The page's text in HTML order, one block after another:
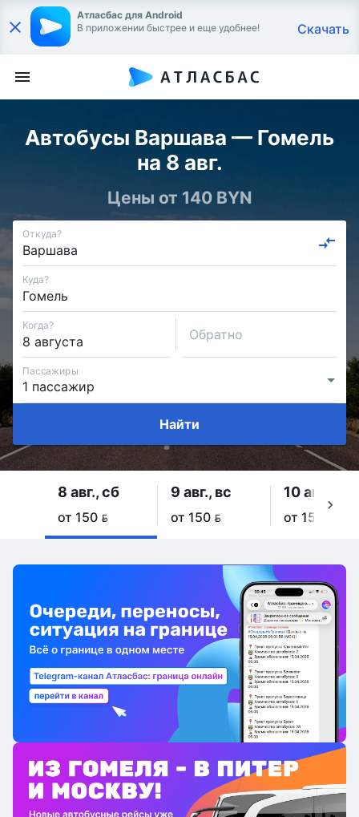
Атласбас для Android
В приложении быстрее и еще удобнее!
Скачать
Автобусы Варшава — Гомель
на 8 авг.
Цены от 140 BYN
Откуда?
Куда?
Когда?
Обратно
Пассажиры
Найти
8 авг., сб
от 150 
9 авг., вс
от 150 
10 авг., пн
от 150 